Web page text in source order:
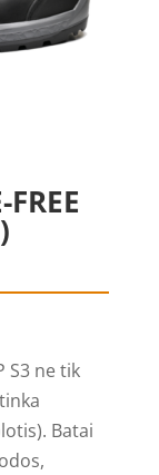
S3 ne tik
Batai